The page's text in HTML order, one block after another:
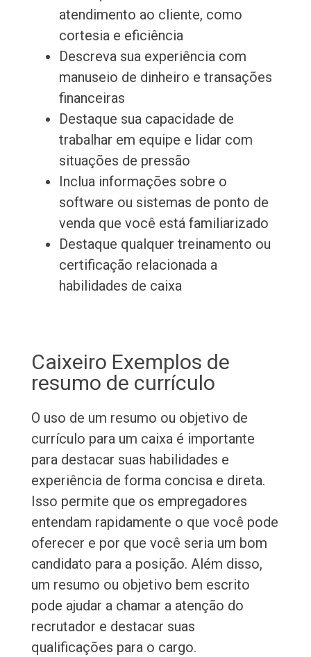
atendimento ao cliente, como
cortesia e eficiência
Descreva sua experiência com
manuseio de dinheiro e transações
financeiras
Destaque sua capacidade de
trabalhar em equipe e lidar com
situações de pressão
Inclua informações sobre o
software ou sistemas de ponto de
venda que você está familiarizado
Destaque qualquer treinamento ou
certificação relacionada a
habilidades de caixa
Caixeiro Exemplos de
resumo de currículo
O uso de um resumo ou objetivo de
currículo para um caixa é importante
para destacar suas habilidades e
experiência de forma concisa e direta.
Isso permite que os empregadores
entendam rapidamente o que você pode
oferecer e por que você seria um bom
candidato para a posição. Além disso,
um resumo ou objetivo bem escrito
pode ajudar a chamar a atenção do
recrutador e destacar suas
qualificações para o cargo.